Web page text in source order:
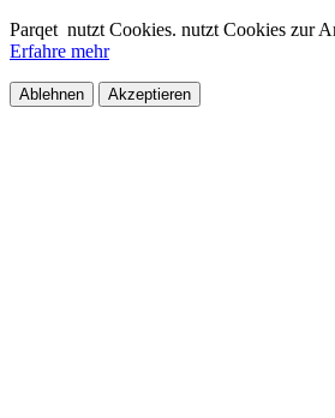
Parqet nutzt Cookies. nutzt Cookies zur
Erfahre mehr
Ablehnen Akzeptieren